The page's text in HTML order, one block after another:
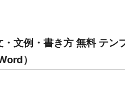
文例・書き方 無料 テ
）